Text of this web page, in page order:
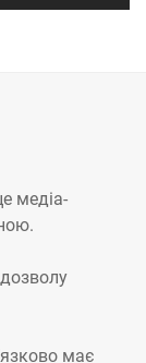
медіа-
має